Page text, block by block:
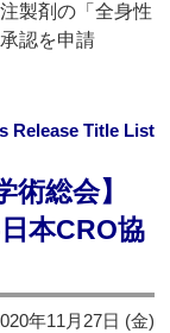
製剤の「全身性
認を申請
Release Title List
術総会】
本CRO協
年11月27日 (金)